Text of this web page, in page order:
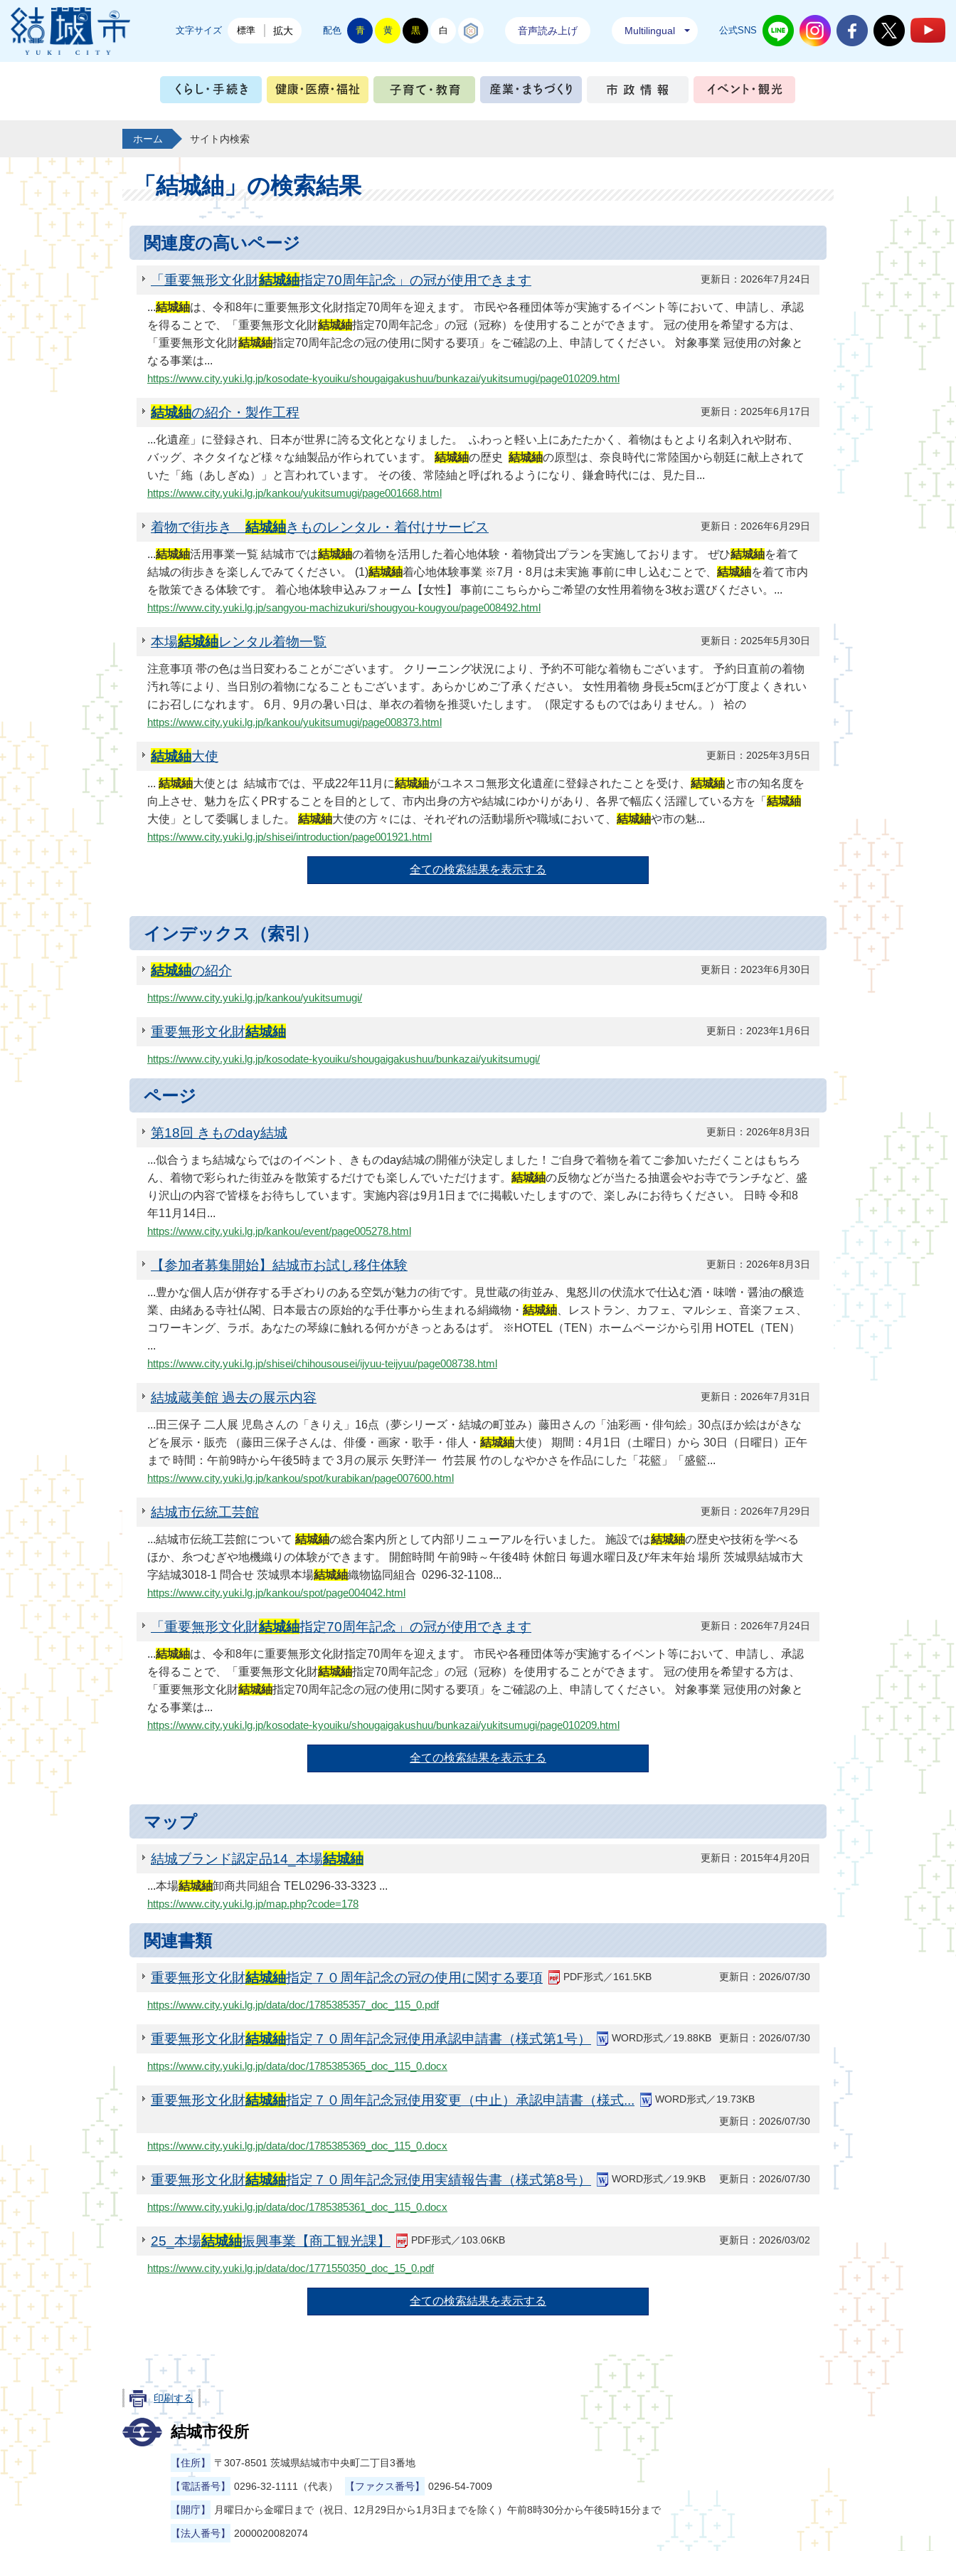
結城市公式ホームページ
文字サイズ 標準 拡大 配色 青 黄 黒 白 音声読み上げ Multilingual 公式SNS 結城市公式LINE結城市公式Instagram
結城市公式Facebook
結城市公式
くらし・手続き 健康・医療・福祉 子育て・教育 産業・まちづくり 市政情報
ホーム サイト内検索
「結城紬」の検索結果
関連度の高いページ
「重要無形文化財結城紬指定70周年記念」の冠が使用できます 更新日：2026年7月24日
...結城紬は、令和8年に重要無形文化財指定70周年を迎えます。 市民や各種団体等が実施するイベント等において、申請し、承認
を得ることで、「重要無形文化財結城紬指定70周年記念」の冠（冠称）を使用することができます。 冠の使用を希望する方は、
「重要無形文化財結城紬指定70周年記念の冠の使用に関する要項」をご確認の上、申請してください。 対象事業 冠使用の対象と
なる事業は...
https://www.city.yuki.lg.jp/kosodate-kyouiku/shougaigakushuu/bunkazai/yukitsumugi/page010209.html
結城紬の紹介・製作工程 更新日：2025年6月17日
...化遺産」に登録され、日本が世界に誇る文化となりました。 ふわっと軽い上にあたたかく、着物はもとより名刺入れや財布、
バッグ、ネクタイなど様々な紬製品が作られています。 結城紬の歴史 結城紬の原型は、奈良時代に常陸国から朝廷に献上されて
いた「絁（あしぎぬ）」と言われています。 その後、常陸紬と呼ばれるようになり、鎌倉時代には、見た目...
https://www.city.yuki.lg.jp/kankou/yukitsumugi/page001668.html
着物で街歩き 結城紬きものレンタル・着付けサービス 更新日：2026年6月29日
...結城紬活用事業一覧 結城市では結城紬の着物を活用した着心地体験・着物貸出プランを実施しております。 ぜひ結城紬を着て
結城の街歩きを楽しんでみてください。 (1)結城紬着心地体験事業 ※7月・8月は未実施 事前に申し込むことで、 結城紬を着て市内
を散策できる体験です。 着心地体験申込みフォーム【女性】 事前にこちらからご希望の女性用着物を3枚お選びください。...
https://www.city.yuki.lg.jp/sangyou-machizukuri/shougyou-kougyou/page008492.html
本場結城紬レンタル着物一覧 更新日：2025年5月30日
注意事項 帯の色は当日変わることがございます。 クリーニング状況により、予約不可能な着物もございます。 予約日直前の着物
汚れ等により、当日別の着物になることもございます。あらかじめご了承ください。 女性用着物 身長±5cmほどが丁度よくきれい
にお召しになれます。 6月、9月の暑い日は、単衣の着物を推奨いたします。（限定するものではありません。） 袷の
https://www.city.yuki.lg.jp/kankou/yukitsumugi/page008373.html
結城紬大使 更新日：2025年3月5日
... 結城紬大使とは 結城市では、平成22年11月に結城紬がユネスコ無形文化遺産に登録されたことを受け、 結城紬と市の知名度を
向上させ、魅力を広くPRすることを目的として、市内出身の方や結城にゆかりがあり、各界で幅広く活躍している方を「 結城紬
大使」として委嘱しました。 結城紬大使の方々には、それぞれの活動場所や職域において、 結城紬や市の魅...
https://www.city.yuki.lg.jp/shisei/introduction/page001921.html
インデックス（索引）
結城紬の紹介 更新日：2023年6月30日
https://www.city.yuki.lg.jp/kankou/yukitsumugi/
重要無形文化財結城紬 更新日：2023年1月6日
https://www.city.yuki.lg.jp/kosodate-kyouiku/shougaigakushuu/bunkazai/yukitsumugi/
ページ
第18回 きものday結城 更新日：2026年8月3日
...似合うまち結城ならではのイベント、きものday結城の開催が決定しました！ご自身で着物を着てご参加いただくことはもちろ
ん、着物で彩られた街並みを散策するだけでも楽しんでいただけます。 結城紬の反物などが当たる抽選会やお寺でランチなど、盛
り沢山の内容で皆様をお待ちしています。実施内容は9月1日までに掲載いたしますので、楽しみにお待ちください。 日時 令和8
年11月14日...
https://www.city.yuki.lg.jp/kankou/event/page005278.html
【参加者募集開始】結城市お試し移住体験 更新日：2026年8月3日
...豊かな個人店が併存する手ざわりのある空気が魅力の街です。見世蔵の街並み、鬼怒川の伏流水で仕込む酒・味噌・醤油の醸造
業、由緒ある寺社仏閣、日本最古の原始的な手仕事から生まれる絹織物・ 結城紬 、レストラン、カフェ、マルシェ、音楽フェス、
コワーキング、ラボ。あなたの琴線に触れる何かがきっとあるはず。 ※HOTEL（TEN）ホームページから引用 HOTEL（TEN）
...
https://www.city.yuki.lg.jp/shisei/chihousousei/ijyuu-teijyuu/page008738.html
結城蔵美館 過去の展示内容 更新日：2026年7月31日
...田三保子 二人展 児島さんの「きりえ」16点（夢シリーズ・結城の町並み）藤田さんの「油彩画・俳句絵」30点ほか絵はがきな
どを展示・販売 （藤田三保子さんは、俳優・画家・歌手・俳人・ 結城紬大使） 期間：4月1日（土曜日）から 30日（日曜日）正午
まで 時間：午前9時から午後5時まで 3月の展示 矢野洋一 竹芸展 竹のしなやかさを作品にした「花籃」「盛籃...
https://www.city.yuki.lg.jp/kankou/spot/kurabikan/page007600.html
結城市伝統工芸館 更新日：2026年7月29日
...結城市伝統工芸館について 結城紬の総合案内所として内部リニューアルを行いました。 施設では結城紬の歴史や技術を学べる
ほか、糸つむぎや地機織りの体験ができます。 開館時間 午前9時～午後4時 休館日 毎週水曜日及び年末年始 場所 茨城県結城市大
字結城3018-1 問合せ 茨城県本場結城紬織物協同組合 0296-32-1108...
https://www.city.yuki.lg.jp/kankou/spot/page004042.html
「重要無形文化財結城紬指定70周年記念」の冠が使用できます 更新日：2026年7月24日
...結城紬は、令和8年に重要無形文化財指定70周年を迎えます。 市民や各種団体等が実施するイベント等において、申請し、承認
を得ることで、「重要無形文化財結城紬指定70周年記念」の冠（冠称）を使用することができます。 冠の使用を希望する方は、
「重要無形文化財結城紬指定70周年記念の冠の使用に関する要項」をご確認の上、申請してください。 対象事業 冠使用の対象と
なる事業は...
https://www.city.yuki.lg.jp/kosodate-kyouiku/shougaigakushuu/bunkazai/yukitsumugi/page010209.html
マップ
結城ブランド認定品14_本場結城紬 更新日：2015年4月20日
...本場結城紬卸商共同組合 TEL0296-33-3323 ...
https://www.city.yuki.lg.jp/map.php?code=178
関連書類
重要無形文化財結城紬指定７０周年記念の冠の使用に関する要項 PDF形式／161.5KB 更新日：2026/07/30
https://www.city.yuki.lg.jp/data/doc/1785385357_doc_115_0.pdf
重要無形文化財結城紬指定７０周年記念冠使用承認申請書（様式第1号） WORD形式／19.88KB 更新日：2026/07/30
https://www.city.yuki.lg.jp/data/doc/1785385365_doc_115_0.docx
重要無形文化財結城紬指定７０周年記念冠使用変更（中止）承認申請書（様式... WORD形式／19.73KB
更新日：2026/07/30
https://www.city.yuki.lg.jp/data/doc/1785385369_doc_115_0.docx
重要無形文化財結城紬指定７０周年記念冠使用実績報告書（様式第8号） WORD形式／19.9KB 更新日：2026/07/30
https://www.city.yuki.lg.jp/data/doc/1785385361_doc_115_0.docx
25_本場結城紬振興事業【商工観光課】 PDF形式／103.06KB 更新日：2026/03/02
https://www.city.yuki.lg.jp/data/doc/1771550350_doc_15_0.pdf
印刷する
結城市役所
【住所】 〒307-8501 茨城県結城市中央町二丁目3番地
【電話番号】 0296-32-1111（代表） 【ファクス番号】 0296-54-7009
【開庁】 月曜日から金曜日まで（祝日、12月29日から1月3日までを除く）午前8時30分から午後5時15分まで
【法人番号】 2000020082074